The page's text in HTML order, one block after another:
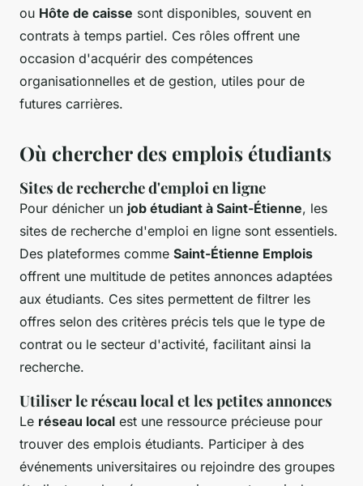
ou Hôte de caisse sont disponibles, souvent en
contrats à temps partiel. Ces rôles offrent une
occasion d'acquérir des compétences
organisationnelles et de gestion, utiles pour de
futures carrières.
Où chercher des emplois étudiants
Sites de recherche d'emploi en ligne
Pour dénicher un job étudiant à Saint-Étienne, les
sites de recherche d'emploi en ligne sont essentiels.
Des plateformes comme Saint-Étienne Emplois
offrent une multitude de petites annonces adaptées
aux étudiants. Ces sites permettent de filtrer les
offres selon des critères précis tels que le type de
contrat ou le secteur d'activité, facilitant ainsi la
recherche.
Utiliser le réseau local et les petites annonces
Le réseau local est une ressource précieuse pour
trouver des emplois étudiants. Participer à des
événements universitaires ou rejoindre des groupes